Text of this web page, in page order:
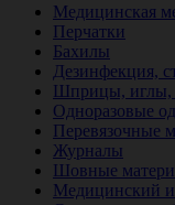
Медицинская
Перчатки
Бахилы
Дезинфекция,
Шприцы, иглы,
Одноразовые
Перевязочные
Журналы
Шовные
Медицинский